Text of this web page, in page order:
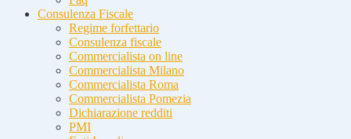
Consulenza Fiscale
Regime forfettario
Consulenza fiscale
Commercialista on line
Commercialista Milano
Commercialista Roma
Commercialista Pomezia
Dichiarazione redditi
PMI